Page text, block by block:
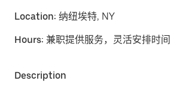
Location: 纳纽埃特, NY
Hours: 兼职提供服务，灵活安排时间
Description